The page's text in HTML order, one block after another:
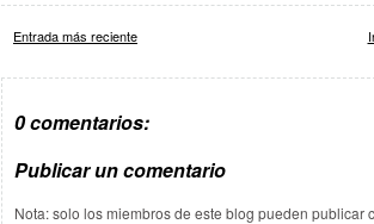
Entrada más reciente
0 comentarios:
Publicar un comentario
Nota: solo los miembros de este blog pueden publicar